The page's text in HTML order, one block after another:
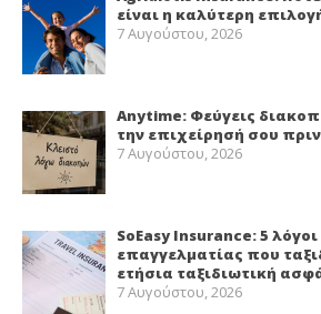
είναι η καλύτερη
7 Αυγούστου, 2026
Anytime: Φεύγεις
την επιχείρησή σου πριν
7 Αυγούστου, 2026
SoEasy Insurance: 5
επαγγελματίας που
ετήσια ταξιδιωτική
7 Αυγούστου, 2026